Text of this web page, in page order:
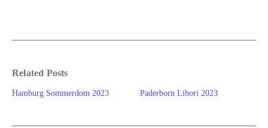
Related Posts
Hamburg Sommerdom 2023 Paderborn Libori 2023